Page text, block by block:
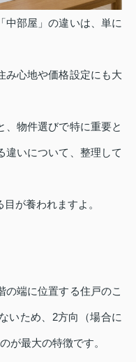
中部屋」の違いは、単に
み心地や価格設定にも大
、物件選びで特に重要と
違いについて、整理して
が養われますよ。
の端に位置する住戸のこ
いため、2方向（場合に
が最大の特徴です。